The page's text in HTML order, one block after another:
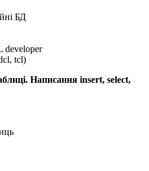
БД
developer
tcl)
Написання insert, select,